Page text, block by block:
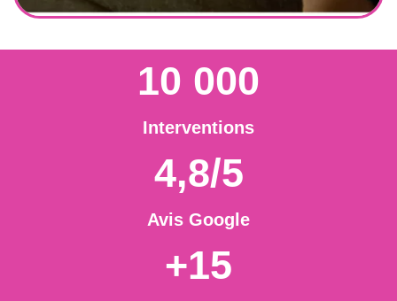
10 000
Interventions
4,8/5
Avis Google
+15